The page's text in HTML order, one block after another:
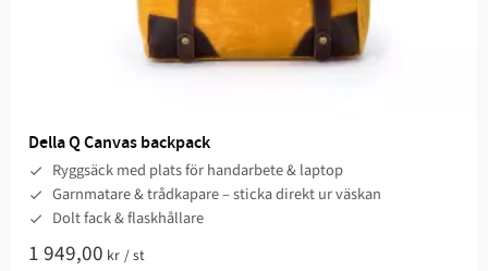
Della Q Canvas backpack
Ryggsäck med plats för handarbete & laptop
Garnmatare & trådkapare – sticka direkt ur väskan
Dolt fack & flaskhållare
1 949,00 kr /st